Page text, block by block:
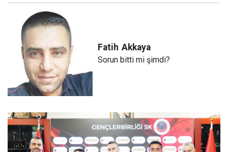
Fatih Akkaya
Sorun bitti mi şimdi?